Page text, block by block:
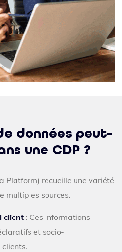
données peut-
une CDP ?
Platform) recueille une variété
multiples sources.
client : Ces informations
et socio-